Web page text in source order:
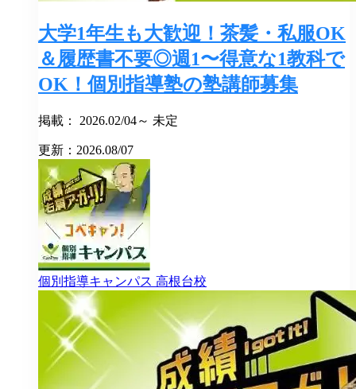
大学1年生も大歓迎！茶髪・私服OK
＆履歴書不要◎週1〜得意な1教科で
OK！個別指導塾の塾講師募集
掲載： 2026.02/04～ 未定
更新：2026.08/07
個別指導キャンパス 高根台校